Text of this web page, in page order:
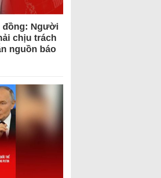
đồng: Người
chịu trách
nguồn báo